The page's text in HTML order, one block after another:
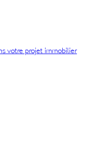
votre projet immobilier